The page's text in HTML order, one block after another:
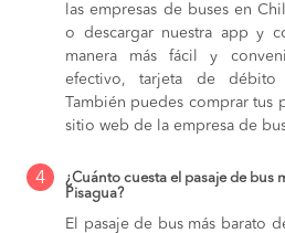
las empresas de buses en
o descargar nuestra app y
manera más fácil y
efectivo, tarjeta de débito
También puedes comprar tus
sitio web de la empresa de
4
¿Cuánto cuesta el pasaje de bus
Pisagua?
El pasaje de bus más barato